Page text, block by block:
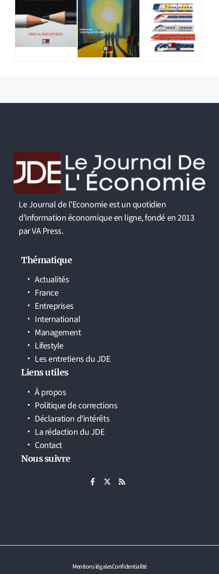
Le Journal de l'Economie est un quotidien
d'information économique en ligne, fondé en 2013
par VA Press.
Thématique
Actualités
France
Entreprises
International
Management
Lifestyle
Les entretiens du JDE
Liens utiles
À propos
Politique de corrections
Déclaration d’intérêts
La rédaction du JDE
Contact
Nous suivre
Mentions légalesConfidentialité